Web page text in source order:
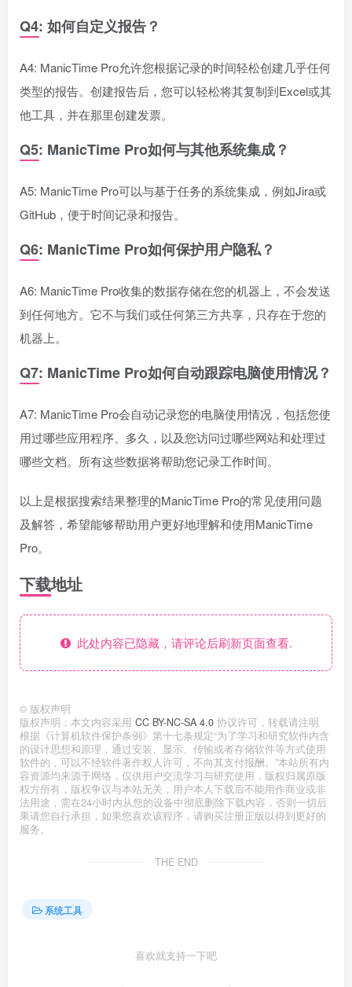
Q4: 如何自定义报告？
A4: ManicTime Pro允许您根据记录的时间轻松创建几乎任何
类型的报告。创建报告后，您可以轻松将其复制到Excel或其
他工具，并在那里创建发票。
Q5: ManicTime Pro如何与其他系统集成？
A5: ManicTime Pro可以与基于任务的系统集成，例如Jira或
GitHub，便于时间记录和报告。
Q6: ManicTime Pro如何保护用户隐私？
A6: ManicTime Pro收集的数据存储在您的机器上，不会发送
到任何地方。它不与我们或任何第三方共享，只存在于您的
机器上。
Q7: ManicTime Pro如何自动跟踪电脑使用情况？
A7: ManicTime Pro会自动记录您的电脑使用情况，包括您使
用过哪些应用程序、多久，以及您访问过哪些网站和处理过
哪些文档。所有这些数据将帮助您记录工作时间。
以上是根据搜索结果整理的ManicTime Pro的常见使用问题
及解答，希望能够帮助用户更好地理解和使用ManicTime
Pro。
下载地址
此处内容已隐藏，请评论后刷新页面查看.
© 版权声明
版权声明：本文内容采用 CC BY-NC-SA 4.0 协议许可，转载请注明
根据《计算机软件保护条例》第十七条规定“为了学习和研究软件内含
的设计思想和原理，通过安装、显示、传输或者存储软件等方式使用
软件的，可以不经软件著作权人许可，不向其支付报酬。”本站所有内
容资源均来源于网络，仅供用户交流学习与研究使用，版权归属原版
权方所有，版权争议与本站无关，用户本人下载后不能用作商业或非
法用途，需在24小时内从您的设备中彻底删除下载内容，否则一切后
果请您自行承担，如果您喜欢该程序，请购买注册正版以得到更好的
服务。
THE END
系统工具
喜欢就支持一下吧